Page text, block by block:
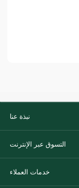
نبذة عنا
التسوق عبر الإنترنت
خدمات العملاء